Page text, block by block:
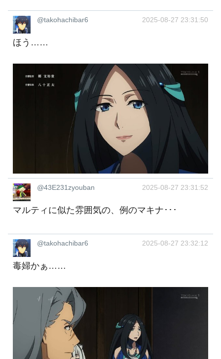
@takohachibar6 2025-08-27 23:31:50
ほう……
@43E231zyouban 2025-08-27 23:31:52
マルティに似た雰囲気の、例のマキナ･･･
@takohachibar6 2025-08-27 23:32:12
毒婦かぁ……